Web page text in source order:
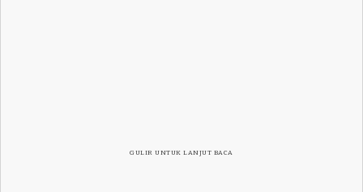
GULIR UNTUK LANJUT BACA